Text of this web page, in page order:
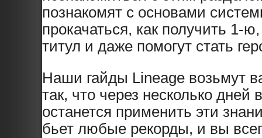
познакомят с основами
прокачаться, как получить 1-
титул и даже помогут стать
Наши гайды Lineage возьмут
так, что через несколько
останется применить эти
бьет любые рекорды, и вы